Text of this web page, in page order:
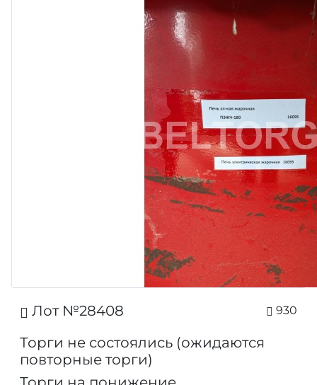
Лот №28408 930
Торги не состоялись (ожидаются
повторные торги)